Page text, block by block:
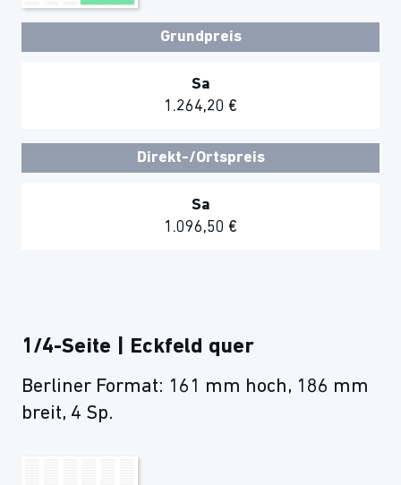
Grundpreis
Sa
1.264,20 €
Direkt-/Ortspreis
Sa
1.096,50 €
1/4-Seite | Eckfeld quer
Berliner Format: 161 mm hoch, 186 mm
breit, 4 Sp.